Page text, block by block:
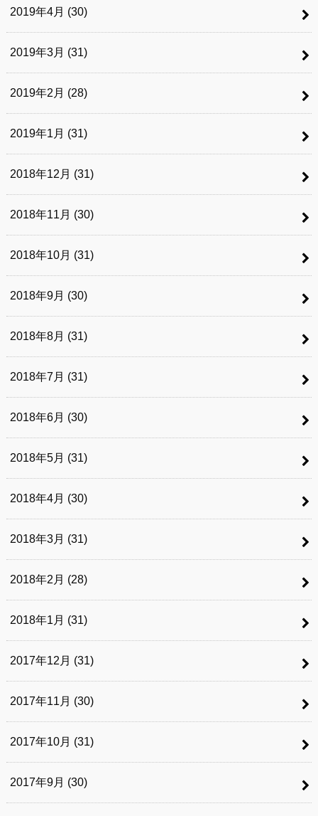
2019年4月 (30)
2019年3月 (31)
2019年2月 (28)
2019年1月 (31)
2018年12月 (31)
2018年11月 (30)
2018年10月 (31)
2018年9月 (30)
2018年8月 (31)
2018年7月 (31)
2018年6月 (30)
2018年5月 (31)
2018年4月 (30)
2018年3月 (31)
2018年2月 (28)
2018年1月 (31)
2017年12月 (31)
2017年11月 (30)
2017年10月 (31)
2017年9月 (30)